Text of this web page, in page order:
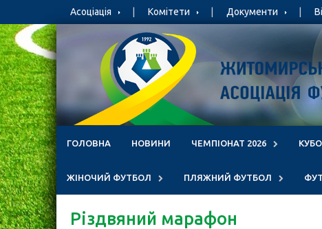
to
content
Асоціація Комітети Документи
ГОЛОВНА НОВИНИ ЧЕМПІОНАТ 2026
ЖІНОЧИЙ ФУТБОЛ ПЛЯЖНИЙ ФУТБОЛ
Різдвяний марафон